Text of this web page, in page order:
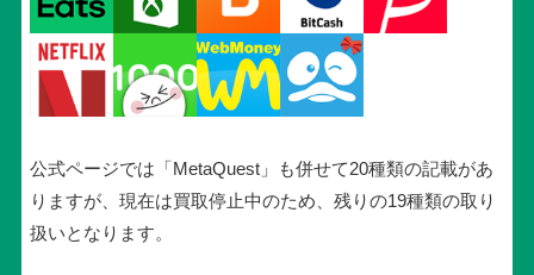
公式ページでは「MetaQuest」も併せて20種類の記載があ
りますが、現在は買取停止中のため、残りの19種類の取り
扱いとなります。